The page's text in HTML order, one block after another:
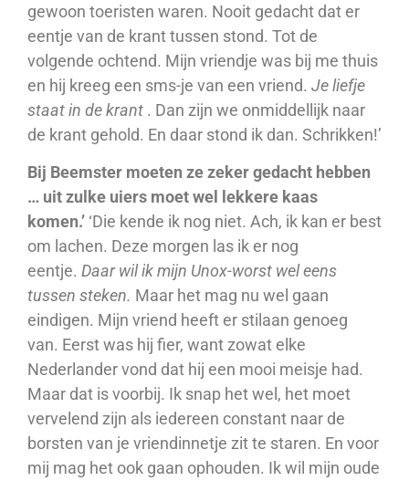
gewoon toeristen waren. Nooit gedacht dat er
eentje van de krant tussen stond. Tot de
volgende ochtend. Mijn vriendje was bij me thuis
en hij kreeg een sms-je van een vriend. Je liefje
staat in de krant . Dan zijn we onmiddellijk naar
de krant gehold. En daar stond ik dan. Schrikken!’
Bij Beemster moeten ze zeker gedacht hebben
… uit zulke uiers moet wel lekkere kaas
komen.’ ‘Die kende ik nog niet. Ach, ik kan er best
om lachen. Deze morgen las ik er nog
eentje. Daar wil ik mijn Unox-worst wel eens
tussen steken. Maar het mag nu wel gaan
eindigen. Mijn vriend heeft er stilaan genoeg
van. Eerst was hij fier, want zowat elke
Nederlander vond dat hij een mooi meisje had.
Maar dat is voorbij. Ik snap het wel, het moet
vervelend zijn als iedereen constant naar de
borsten van je vriendinnetje zit te staren. En voor
mij mag het ook gaan ophouden. Ik wil mijn oude